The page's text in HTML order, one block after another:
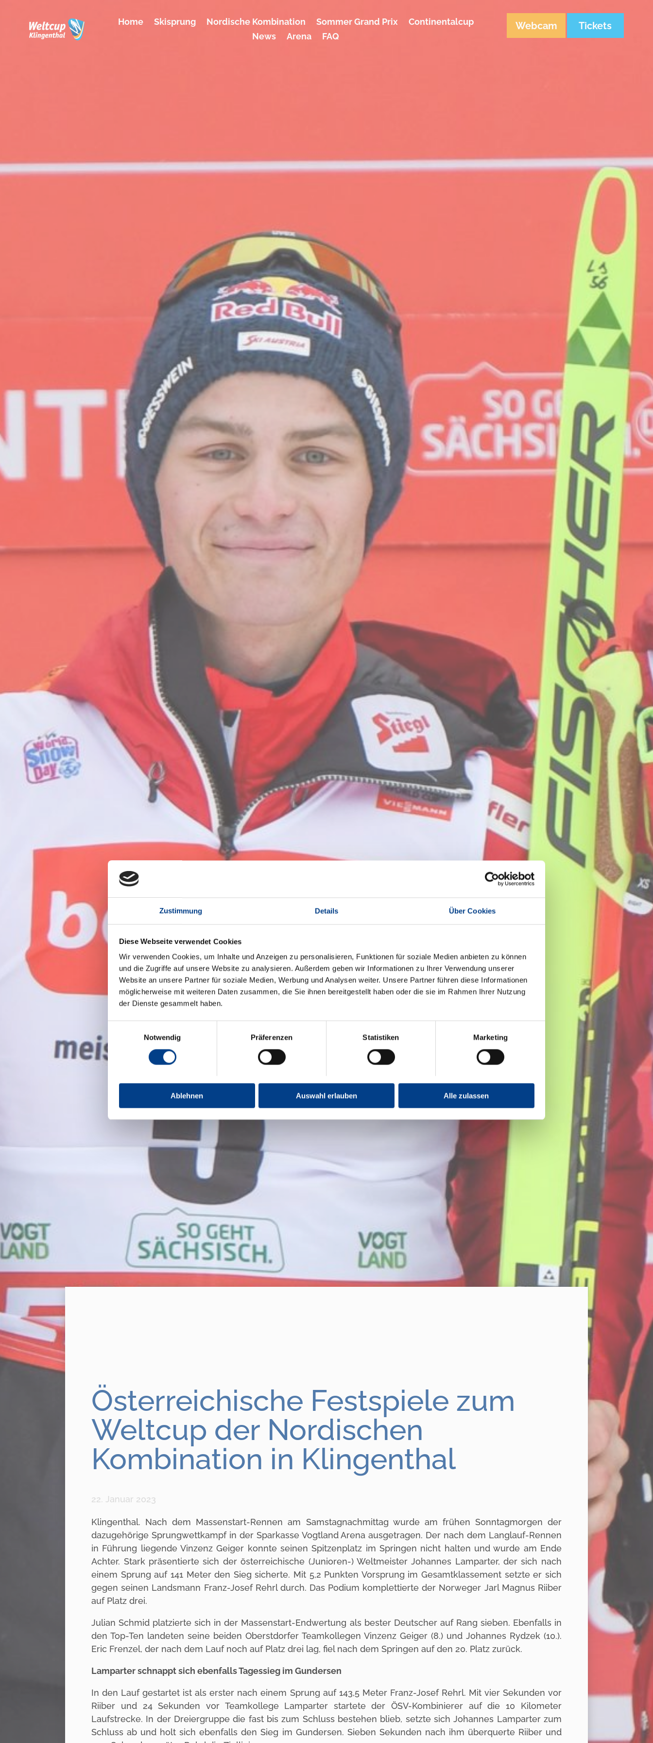
Zustimmung Details Über Cookies
Diese Webseite verwendet Cookies
Wir verwenden Cookies, um Inhalte und Anzeigen zu personalisieren, Funktionen für soziale Medien anbieten zu können
und die Zugriffe auf unsere Website zu analysieren. Außerdem geben wir Informationen zu Ihrer Verwendung unserer
Website an unsere Partner für soziale Medien, Werbung und Analysen weiter. Unsere Partner führen diese Informationen
möglicherweise mit weiteren Daten zusammen, die Sie ihnen bereitgestellt haben oder die sie im Rahmen Ihrer Nutzung
der Dienste gesammelt haben.
Notwendig
Präferenzen Statistiken Marketing
Ablehnen Auswahl erlauben Alle zulassen
Home Skisprung Nordische Kombination Sommer Grand Prix
Continentalcup
News
Arena FAQ
Webcam Tickets
Österreichische Festspiele zum
Weltcup der Nordischen
Kombination in Klingenthal
22. Januar 2023
Klingenthal. Nach dem Massenstart-Rennen am Samstagnachmittag wurde am frühen Sonntagmorgen der
dazugehörige Sprungwettkampf in der Sparkasse Vogtland Arena ausgetragen. Der nach dem Langlauf-Rennen
in Führung liegende Vinzenz Geiger konnte seinen Spitzenplatz im Springen nicht halten und wurde am Ende
Achter. Stark präsentierte sich der österreichische (Junioren-) Weltmeister Johannes Lamparter, der sich nach
einem Sprung auf 141 Meter den Sieg sicherte. Mit 5,2 Punkten Vorsprung im Gesamtklassement setzte er sich
gegen seinen Landsmann Franz-Josef Rehrl durch. Das Podium komplettierte der Norweger Jarl Magnus Riiber
auf Platz drei.
Julian Schmid platzierte sich in der Massenstart-Endwertung als bester Deutscher auf Rang sieben. Ebenfalls in
den Top-Ten landeten seine beiden Oberstdorfer Teamkollegen Vinzenz Geiger (8.) und Johannes Rydzek (10.).
Eric Frenzel, der nach dem Lauf noch auf Platz drei lag, fiel nach dem Springen auf den 20. Platz zurück.
Lamparter schnappt sich ebenfalls Tagessieg im Gundersen
In den Lauf gestartet ist als erster nach einem Sprung auf 143,5 Meter Franz-Josef Rehrl. Mit vier Sekunden vor
Riiber und 24 Sekunden vor Teamkollege Lamparter startete der ÖSV-Kombinierer auf die 10 Kilometer
Laufstrecke. In der Dreiergruppe die fast bis zum Schluss bestehen blieb, setzte sich Johannes Lamparter zum
Schluss ab und holt sich ebenfalls den Sieg im Gundersen. Sieben Sekunden nach ihm überquerte Riiber und